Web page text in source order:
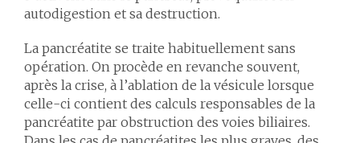
autodigestion et sa destruction.
La pancréatite se traite habituellement sans
opération. On procède en revanche souvent,
après la crise, à l’ablation de la vésicule lorsque
celle-ci contient des calculs responsables de la
pancréatite par obstruction des voies biliaires.